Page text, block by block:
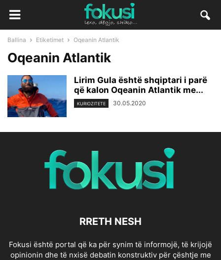
Ballina Etiketimet Oqeanin Atlantik
Oqeanin Atlantik
Lirim Gula është shqiptari i parë
që kalon Oqeanin Atlantik me...
KURIOZITETE 30.05.2020
RRETH NESH
Fokusi është portal që ka për synim të informojë, të krijojë
opinionin dhe të nxisë debatin konstruktiv për çështje me